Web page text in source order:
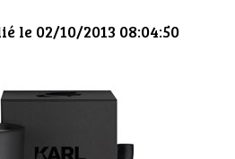
le 02/10/2013 08:04:50